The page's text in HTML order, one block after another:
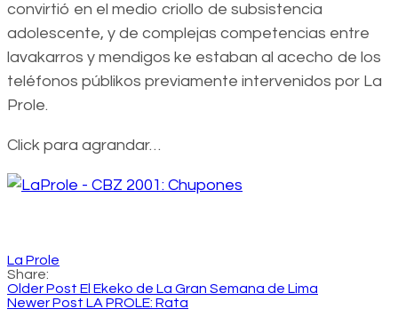
convirtió en el medio criollo de subsistencia
adolescente, y de complejas competencias entre
lavakarros y mendigos ke estaban al acecho de los
teléfonos públikos previamente intervenidos por La
Prole.
Click para agrandar…
La Prole
Share:
Older Post El Ekeko de La Gran Semana de Lima
Newer Post LA PROLE: Rata